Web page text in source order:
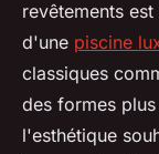
revêtements
d'une piscine
classiques
des formes
l'esthétique